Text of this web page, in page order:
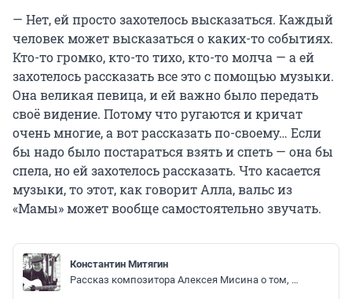
— Нет, ей просто захотелось высказаться. Каждый
человек может высказаться о каких-то событиях.
Кто-то громко, кто-то тихо, кто-то молча — а ей
захотелось рассказать все это с помощью музыки.
Она великая певица, и ей важно было передать
своё видение. Потому что ругаются и кричат
очень многие, а вот рассказать по-своему… Если
бы надо было постараться взять и спеть — она бы
спела, но ей захотелось рассказать. Что касается
музыки, то этот, как говорит Алла, вальс из
«Мамы» может вообще самостоятельно звучать.
Константин Митягин
Рассказ композитора Алексея Мисина о том, как родились новые песни Аллы Пугачевой